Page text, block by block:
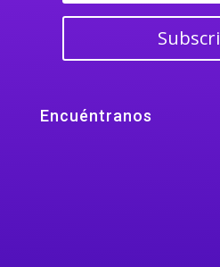
Encuéntranos